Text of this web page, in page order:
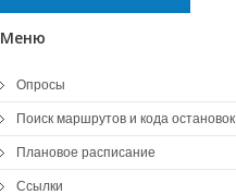
Меню
Опросы
Поиск маршрутов и кода остановок
Плановое расписание
Ссылки